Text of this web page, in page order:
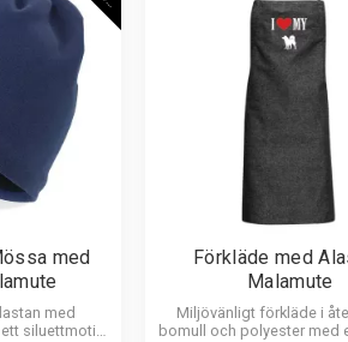
med
med
siluettmotiv
Förkläde med
Malamute
Miljövänligt förkläde i
bomull och polyester med